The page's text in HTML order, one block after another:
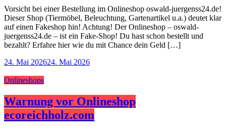
Vorsicht bei einer Bestellung im Onlineshop oswald-juergenss24.de!
Dieser Shop (Tiermöbel, Beleuchtung, Gartenartikel u.a.) deutet klar
auf einen Fakeshop hin! Achtung! Der Onlineshop – oswald-
juergenss24.de – ist ein Fake-Shop! Du hast schon bestellt und
bezahlt? Erfahre hier wie du mit Chance dein Geld […]
24. Mai 202624. Mai 2026
Onlineshops
Warnung vor Onlineshop
ecoreichholz.com